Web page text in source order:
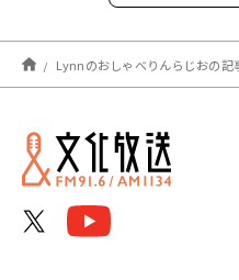
2024年12月
2023年10月
2023年09月
Lynnのおしゃべりんらじおの記